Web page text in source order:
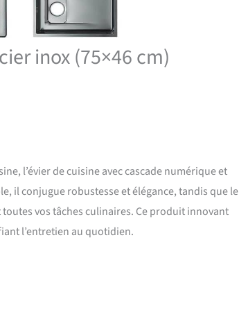
inox (75×46 cm)
l’évier de cuisine avec cascade numérique et
il conjugue robustesse et élégance, tandis que le
vos tâches culinaires. Ce produit innovant
l’entretien au quotidien.